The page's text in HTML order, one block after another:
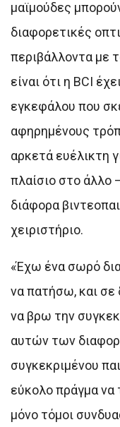
μαϊμούδες
διαφορετικές
περιβάλλοντα με
είναι ότι η BCI
εγκεφάλου που
αφηρημένους
αρκετά ευέλικτη
πλαίσιο στο άλλο
διάφορα
χειριστήριο.
«Έχω ένα σωρό
να πατήσω, και σε
να βρω την
αυτών των
συγκεκριμένου
εύκολο πράγμα να
μόνο τόμοι